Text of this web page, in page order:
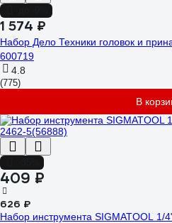
1 574 ₽
Набор Дело Техники головок и
600719
4.8
(775)
В
409 ₽
626 ₽
Набор инструмента SIGMATOOL 1/